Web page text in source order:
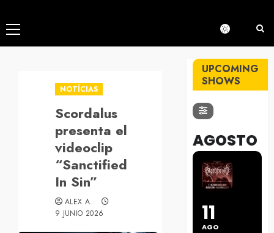
Menú
principal
NOTÍCIAS
Scordalus
presenta el
videoclip
“Sanctified
In Sin”
ALEX A.
9 JUNIO 2026
UPCOMING
SHOWS
AGOSTO
11
AGO